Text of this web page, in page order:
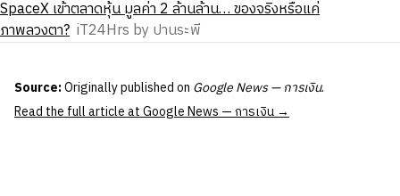
SpaceX เข้าตลาดหุ้น มูลค่า 2 ล้านล้าน… ของจริงหรือแค่
ภาพลวงตา? iT24Hrs by ปานระพี
Source:Originally published on Google News — การเงิน.
Read the full article at Google News — การเงิน →